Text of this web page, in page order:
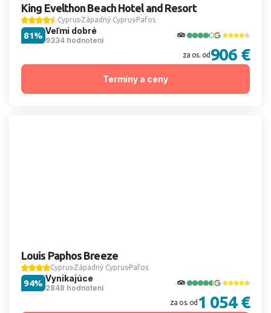
King Evelthon Beach Hotel and Resort
Cyprus Západný Cyprus Pafos
Veľmi dobré
9334 hodnotení
81%
za os. od 906 €
Termíny a ceny
Louis Paphos Breeze
Cyprus Západný Cyprus Pafos
Vynikajúce
2848 hodnotení
94%
za os. od 1 054 €